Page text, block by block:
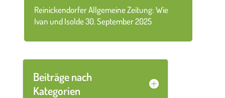
Reinickendorfer Allgemeine Zeitung: Wie
Ivan und Isolde30. September 2025
Beiträge nach
Kategorien